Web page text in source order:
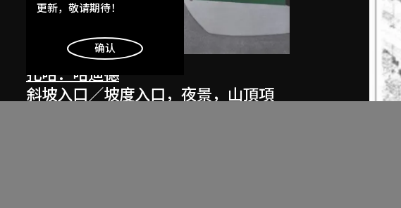
扎哈．哈迪德
斜坡入口／坡度入口，夜景，山頂項
了解更多
明白
更新，敬请期待！
确认